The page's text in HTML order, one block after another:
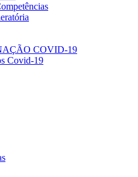
COVID-19
Covid-19